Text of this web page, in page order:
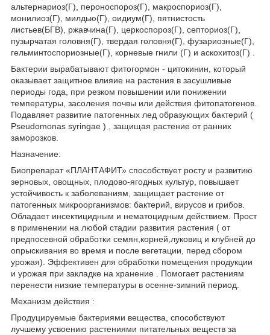
альтернариоз(Г), пероноспороз(Г), макроспориоз(Г),
монилиоз(Г), милдью(Г), оидиум(Г), пятнистость
листьев(БГВ), ржавчина(Г), церкоспороз(Г), септориоз(Г),
пузырчатая головня(Г), твердая головня(Г), фузариозные(Г),
гельминтоспориозные(Г), корневые гнили (Г) и аскохитоз(Г) .
Бактерии вырабатывают фитогормон - цитокинин, который
оказывает защитное влияие на растения в засушливые
периоды года, при резком повышении или понижении
температуры, засоления почвы или действия фитопатогенов.
Подавляет развитие патогенных лед образующих бактерий (
Pseudomonas syringae ) , защищая растение от ранних
заморозков.
Назначение:
Биопрепарат «ПЛАНТАФИТ» способствует росту и развитию
зерновых, овощных, плодово-ягодных культур, повышает
устойчивость к заболеваниям, защищает растение от
патогенных микроорганизмов: бактерий, вирусов и грибов.
Обладает инсектицидным и нематоцидным действием. Прост
в применении на любой стадии развития растения ( от
предпосевной обработки семян,корней,луковиц и клубней до
опрыскивания во время и после вегетации, перед сбором
урожая). Эффективен для обработки помещения продукции
и урожая при закладке на хранение . Помогает растениям
перенести низкие температуры в осенне-зимний период.
Механизм действия :
Продуцируемые бактериями вещества, способствуют
лучшему усвоению растениями питательных веществ за